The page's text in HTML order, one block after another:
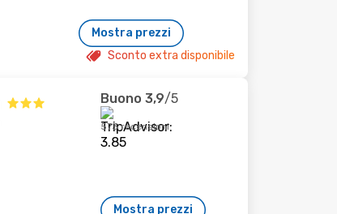
Mostra prezzi
Sconto extra disponibile
Buono 3,9/5
573 recensioni
Mostra prezzi